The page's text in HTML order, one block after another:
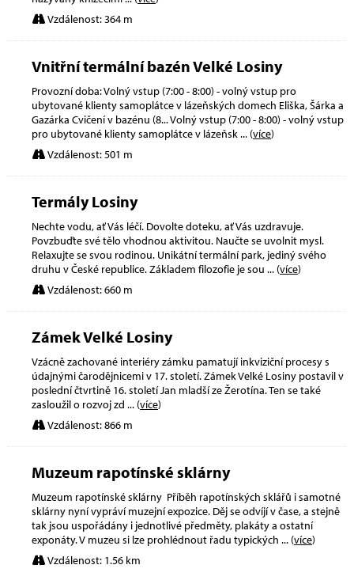
Vzdálenost: 364 m
Vnitřní termální bazén Velké Losiny
Provozní doba: Volný vstup (7:00 - 8:00) - volný vstup pro
ubytované klienty samoplátce v lázeňských domech Eliška, Šárka a
Gazárka Cvičení v bazénu (8... Volný vstup (7:00 - 8:00) - volný vstup
pro ubytované klienty samoplátce v lázeňsk... (více)
Vzdálenost: 501 m
Termály Losiny
Nechte vodu, ať Vás léčí. Dovolte doteku, ať Vás uzdravuje.
Povzbuďte své tělo vhodnou aktivitou. Naučte se uvolnit mysl.
Relaxujte se svou rodinou. Unikátní termální park, jediný svého
druhu v České republice. Základem filozofie je sou ... (více)
Vzdálenost: 660 m
Zámek Velké Losiny
Vzácně zachované interiéry zámku pamatují inkviziční procesy s
údajnými čarodějnicemi v 17. století. Zámek Velké Losiny postavil v
poslední čtvrtině 16. století Jan mladší ze Žerotína. Ten se také
zasloužil o rozvoj zd ... (více)
Vzdálenost: 866 m
Muzeum rapotínské sklárny
Muzeum rapotínské sklárny Příběh rapotínských sklářů i samotné
sklárny nyní vypráví muzejní expozice. Děj se odvíjí v čase, a stejně
tak jsou uspořádány i jednotlivé předměty, plakáty a ostatní
exponáty. V muzeu si lze prohlédnout řadu typických ... (více)
Vzdálenost: 1.56 km